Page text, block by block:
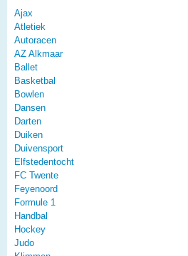
Ajax
Atletiek
Autoracen
AZ Alkmaar
Ballet
Basketbal
Bowlen
Dansen
Darten
Duiken
Duivensport
Elfstedentocht
FC Twente
Feyenoord
Formule 1
Handbal
Hockey
Judo